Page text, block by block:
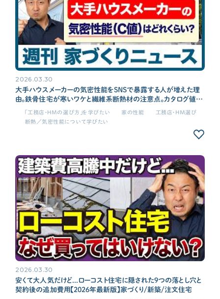
2026.03.30
大手ハウスメーカーの気密性能をSNSで暴露する人が増えた理
由。鉄骨住宅が寒いワケと繊維系断熱材の注意点。カタログ値に
騙されない方法【週刊家づくりニュース#12】
「工務店・HMの選び方」を学びたい 家の性能
工務店・HM選び
断熱／気密性能について学びたい
2026.03.30
安くて大人気だけど...ローコスト住宅に隠された9つの落とし穴と
契約後の追加費用【2026年最新版】家づくり/新築/注文住宅